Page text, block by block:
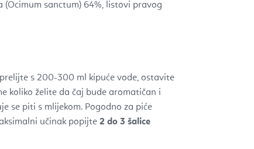
(Ocimum sanctum) 64%, listovi pravog
s 200-300 ml kipuće vode, ostavite
koliko želite da čaj bude aromatičan i
se piti s mlijekom. Pogodno za piće
učinak popijte 2 do 3 šalice